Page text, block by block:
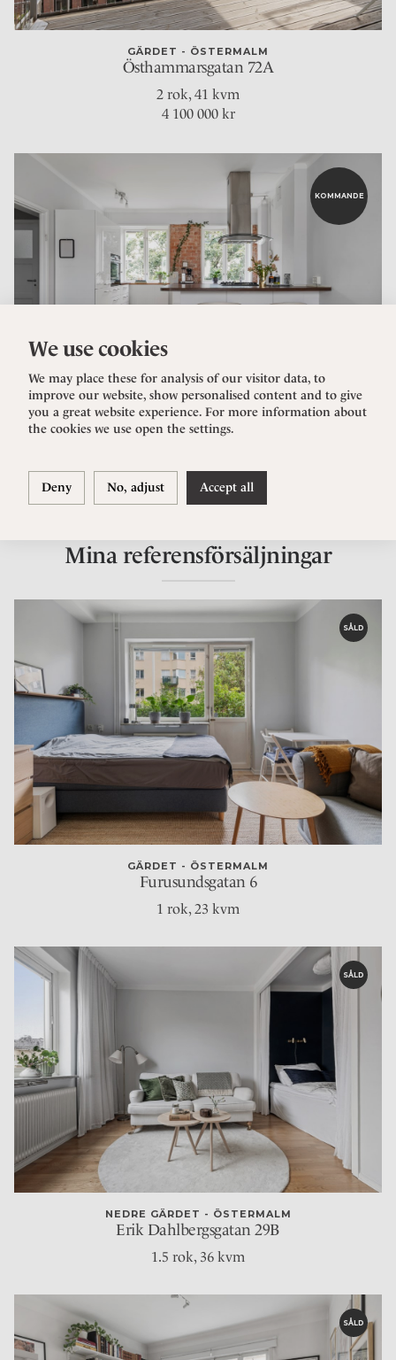
GÄRDET - ÖSTERMALM
Östhammarsgatan 72A
2 rok, 41 kvm
4 100 000 kr
KOMMANDE
HJORTHAGEN
Älvkarleövägen 5, 2tr
Mina referensförsäljningar
SÅLD
GÄRDET - ÖSTERMALM
Furusundsgatan 6
1 rok, 23 kvm
SÅLD
NEDRE GÄRDET - ÖSTERMALM
Erik Dahlbergsgatan 29B
1.5 rok, 36 kvm
SÅLD
We use cookies
We may place these for analysis of our visitor data, to
improve our website, show personalised content and to give
you a great website experience. For more information about
the cookies we use open the settings.
Deny No, adjust Accept all